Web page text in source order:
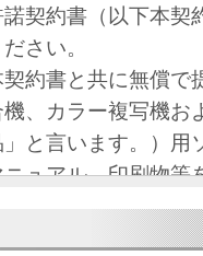
契約書（以下本契
さい。
約書と共に無償で
、カラー複写機お
」と言います。）用
ュアル、印刷物等
」と言います。）を
株式会社（以下キ